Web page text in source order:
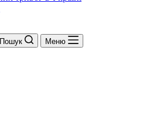
Пошук Меню